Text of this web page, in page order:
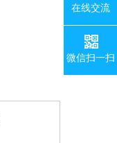
在线交流
微信扫一扫